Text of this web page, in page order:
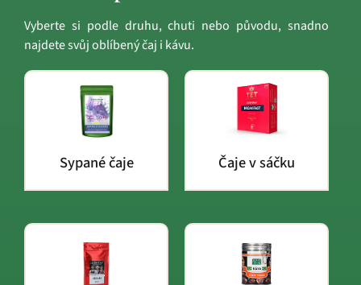
Vyberte si podle druhu, chuti nebo původu, snadno
najdete svůj oblíbený čaj i kávu.
Sypané čaje Čaje v sáčku